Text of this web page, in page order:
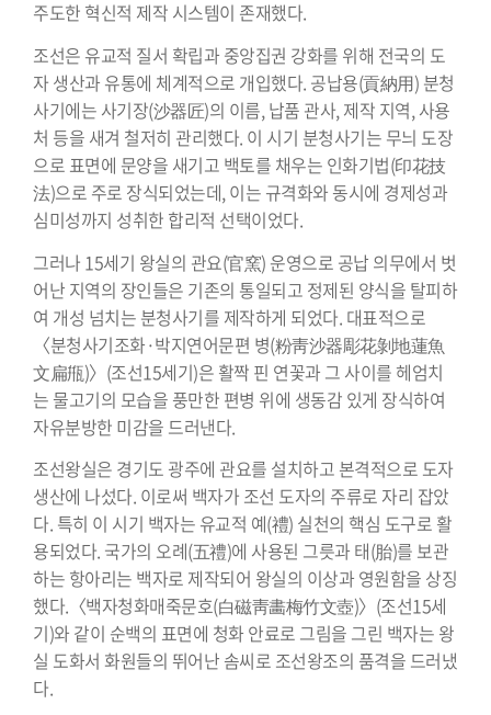
주도한 혁신적 제작 시스템이 존재했다.
조선은 유교적 질서 확립과 중앙집권 강화를 위해 전국의 도
자 생산과 유통에 체계적으로 개입했다. 공납용(貢納用) 분청
사기에는 사기장(沙器匠)의 이름, 납품 관사, 제작 지역, 사용
처 등을 새겨 철저히 관리했다. 이 시기 분청사기는 무늬 도장
으로 표면에 문양을 새기고 백토를 채우는 인화기법(印花技
法)으로 주로 장식되었는데, 이는 규격화와 동시에 경제성과
심미성까지 성취한 합리적 선택이었다.
그러나 15세기 왕실의 관요(官窯) 운영으로 공납 의무에서 벗
어난 지역의 장인들은 기존의 통일되고 정제된 양식을 탈피하
여 개성 넘치는 분청사기를 제작하게 되었다. 대표적으로
〈분청사기조화·박지연어문편 병(粉靑沙器彫花剝地蓮魚
文扁甁)〉(조선15세기)은 활짝 핀 연꽃과 그 사이를 헤엄치
는 물고기의 모습을 풍만한 편병 위에 생동감 있게 장식하여
자유분방한 미감을 드러낸다.
조선왕실은 경기도 광주에 관요를 설치하고 본격적으로 도자
생산에 나섰다. 이로써 백자가 조선 도자의 주류로 자리 잡았
다. 특히 이 시기 백자는 유교적 예(禮) 실천의 핵심 도구로 활
용되었다. 국가의 오례(五禮)에 사용된 그릇과 태(胎)를 보관
하는 항아리는 백자로 제작되어 왕실의 이상과 영원함을 상징
했다.〈백자청화매죽문호(白磁靑畵梅竹文壺)〉(조선15세
기)와 같이 순백의 표면에 청화 안료로 그림을 그린 백자는 왕
실 도화서 화원들의 뛰어난 솜씨로 조선왕조의 품격을 드러냈
다.